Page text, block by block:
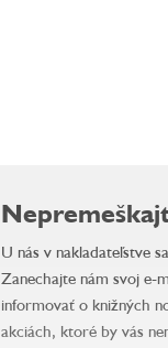
U nás v nakladateľstve
Zanechajte nám svoj e-
informovať o knižných
akciách, ktoré by vás